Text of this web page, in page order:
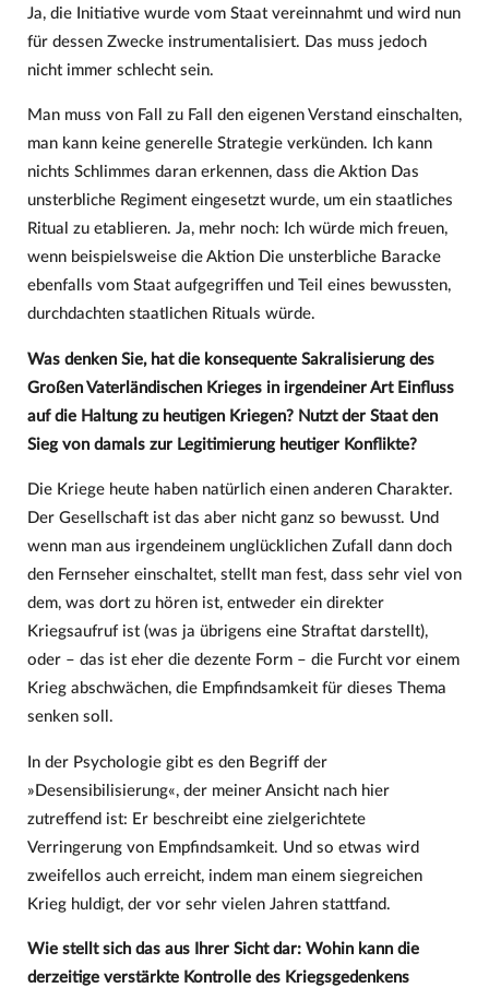
Ja, die Initiative wurde vom Staat vereinnahmt und wird nun
für dessen Zwecke instrumentalisiert. Das muss jedoch
nicht immer schlecht sein.
Man muss von Fall zu Fall den eigenen Verstand einschalten,
man kann keine generelle Strategie verkünden. Ich kann
nichts Schlimmes daran erkennen, dass die Aktion Das
unsterbliche Regiment eingesetzt wurde, um ein staatliches
Ritual zu etablieren. Ja, mehr noch: Ich würde mich freuen,
wenn beispielsweise die Aktion Die unsterbliche Baracke
ebenfalls vom Staat aufgegriffen und Teil eines bewussten,
durchdachten staatlichen Rituals würde.
Was denken Sie, hat die konsequente Sakralisierung des
Großen Vaterländischen Krieges in irgendeiner Art Einfluss
auf die Haltung zu heutigen Kriegen? Nutzt der Staat den
Sieg von damals zur Legitimierung heutiger Konflikte?
Die Kriege heute haben natürlich einen anderen Charakter.
Der Gesellschaft ist das aber nicht ganz so bewusst. Und
wenn man aus irgendeinem unglücklichen Zufall dann doch
den Fernseher einschaltet, stellt man fest, dass sehr viel von
dem, was dort zu hören ist, entweder ein direkter
Kriegsaufruf ist (was ja übrigens eine Straftat darstellt),
oder – das ist eher die dezente Form – die Furcht vor einem
Krieg abschwächen, die Empfindsamkeit für dieses Thema
senken soll.
In der Psychologie gibt es den Begriff der
»Desensibilisierung«, der meiner Ansicht nach hier
zutreffend ist: Er beschreibt eine zielgerichtete
Verringerung von Empfindsamkeit. Und so etwas wird
zweifellos auch erreicht, indem man einem siegreichen
Krieg huldigt, der vor sehr vielen Jahren stattfand.
Wie stellt sich das aus Ihrer Sicht dar: Wohin kann die
derzeitige verstärkte Kontrolle des Kriegsgedenkens